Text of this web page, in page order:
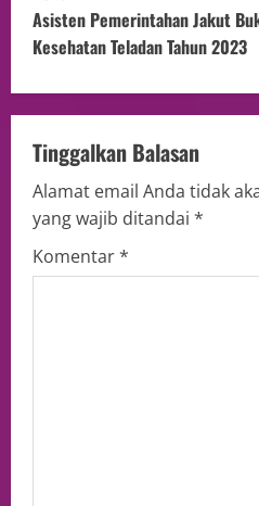
Asisten Pemerintahan Jakut
Kesehatan Teladan Tahun 2023
Tinggalkan Balasan
Alamat email Anda tidak
yang wajib ditandai *
Komentar*